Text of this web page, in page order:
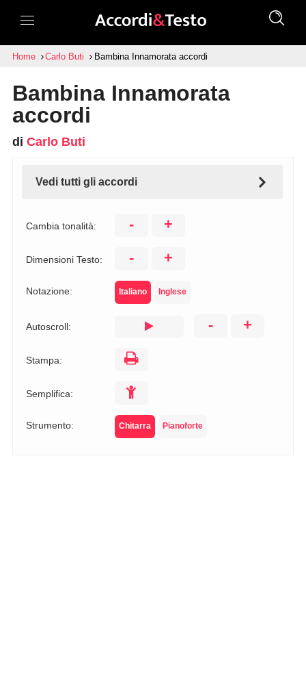
Home Carlo Buti Bambina Innamorata accordi
Bambina Innamorata
accordi
di Carlo Buti
Vedi tutti gli accordi
Cambia tonalità: - +
Dimensioni Testo: - +
Notazione: Italiano Inglese
Autoscroll: - +
Stampa:
Semplifica:
Strumento: Chitarra Pianoforte